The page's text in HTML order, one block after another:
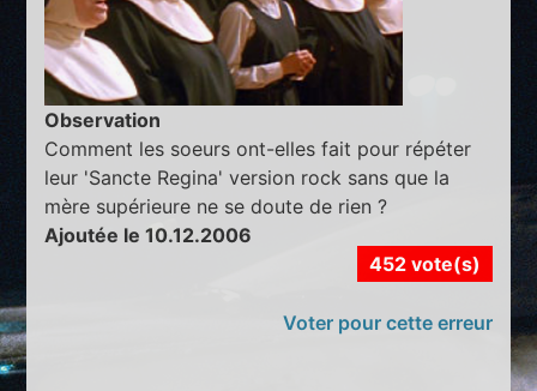
Observation
Comment les soeurs ont-elles fait pour répéter
leur 'Sancte Regina' version rock sans que la
mère supérieure ne se doute de rien ?
Ajoutée le 10.12.2006
452 vote(s)
Voter pour cette erreur